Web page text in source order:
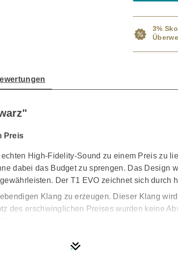
3%
Preis
High-Fidelity-Sound zu einem Preis zu
dabei das Budget zu sprengen. Das Design
Der T1 EVO zeichnet sich
Klang zu erzeugen. Dieser Klang
des erschwinglichen Preises wurden keine